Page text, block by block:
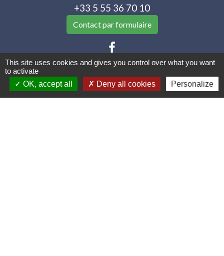
+33 5 55 36 70 10
Contact par formulaire
Liens utiles
This site uses cookies and gives you control over what you want
to activate
OK, accept all
Deny all cookies Personalize